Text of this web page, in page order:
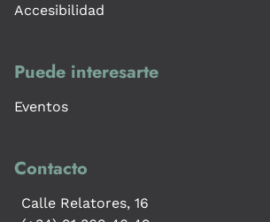
Accesibilidad
Puede interesarte
Eventos
Contacto
Calle Relatores, 16